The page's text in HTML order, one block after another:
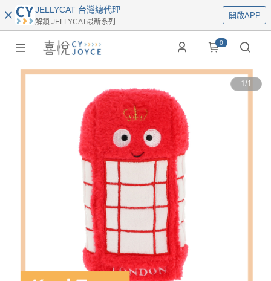
JELLYCAT 台灣總代理
解鎖 JELLYCAT最新系列
開啟APP
0
1/1